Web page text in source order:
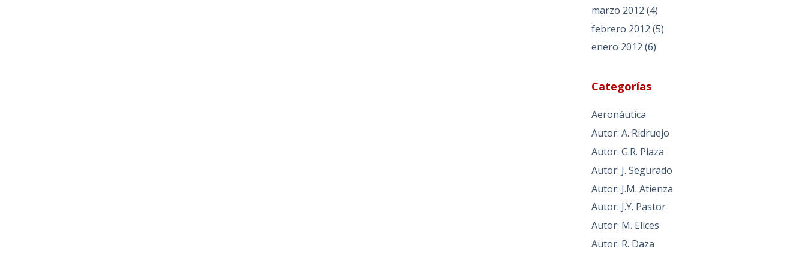
marzo 2012 (4)
febrero 2012 (5)
enero 2012 (6)
Categorías
Aeronáutica
Autor: A. Ridruejo
Autor: G.R. Plaza
Autor: J. Segurado
Autor: J.M. Atienza
Autor: J.Y. Pastor
Autor: M. Elices
Autor: R. Daza